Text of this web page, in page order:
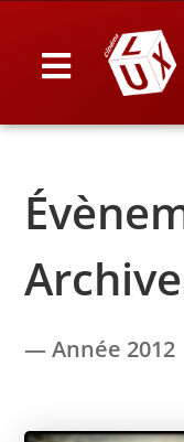
— Année 2012